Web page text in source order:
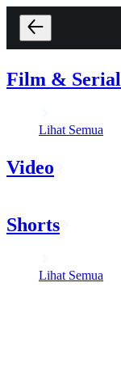
Film & Serial
Lihat Semua
Video
Shorts
Lihat Semua